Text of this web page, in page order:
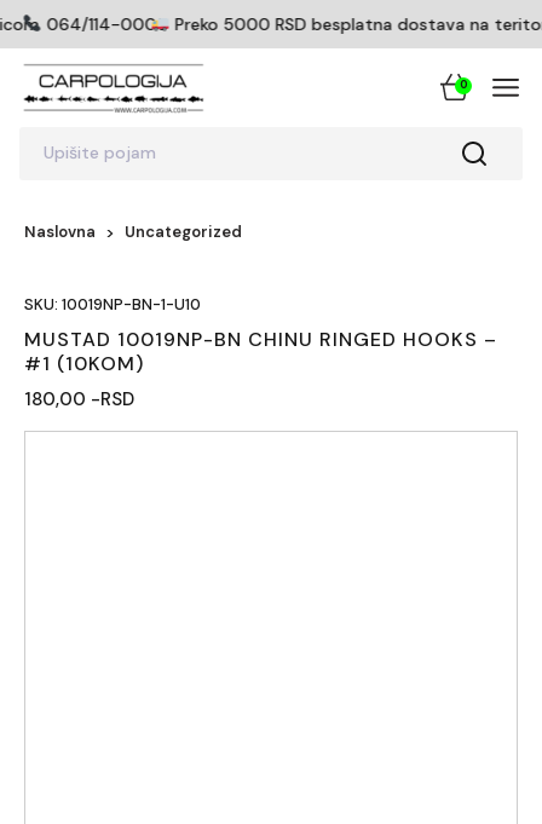
064/114-0005Preko 5000 RSD besplatna dostava na
Upišite pojam
0
Naslovna Uncategorized
SKU: 10019NP-BN-1-U10
MUSTAD 10019NP-BN CHINU RINGED HOOKS –
#1 (10KOM)
180,00 -RSD